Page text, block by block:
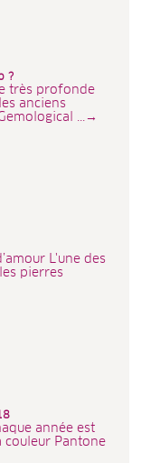
?
très profonde
anciens
...→
L'une des
pierres
année est
couleur Pantone